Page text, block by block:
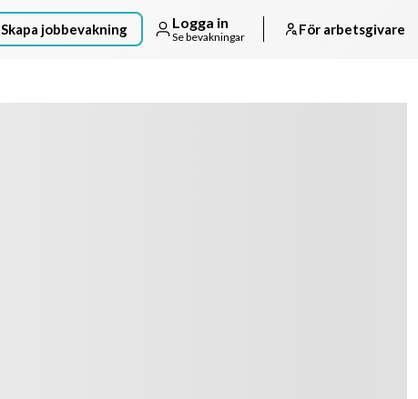
Skapa jobbevakning Logga in
Se bevakningar För arbetsgivare